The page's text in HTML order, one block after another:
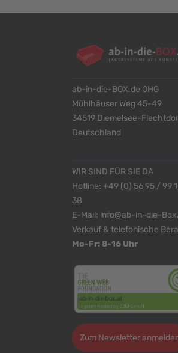
ab-in-die-BOX.de OHG
Mühlhäuser Weg 45-49
34519 Diemelsee-
Deutschland
WIR SIND FÜR SIE DA
Hotline: +49 (0) 56 95 / 99
38
E-Mail: info@ab-in-die-
Verkauf & telefonische
Mo-Fr: 8-16 Uhr
Zum Newsletter